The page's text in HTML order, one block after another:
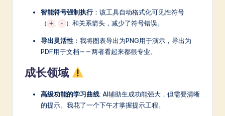
智能符号强制执行：该工具自动格式化可见性符号
（ + , - ）和关系箭头，减少了符号错误。
导出灵活性 ：我将图表导出为PNG用于演示，导出为
PDF用于文档——两者看起来都很专业。
成长领域
高级功能的学习曲线: AI辅助生成功能强大，但需要清晰
的提示。我花了一个下午才掌握提示工程。